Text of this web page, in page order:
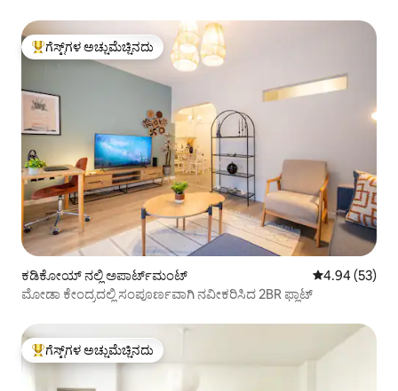
ಗೆಸ್ಟ್‌ಗಳಿಗೆ ಅತಿ ಹೆಚ್ಚು ಅಚ್ಚುಮೆಚ್ಚಿನದು
ಗೆಸ್ಟ್‌ಗಳ ಅಚ್ಚುಮೆಚ್ಚಿನದು
ಕಡಿಕೋಯ್ ನಲ್ಲಿ ಅಪಾರ್ಟ್‌ಮಂಟ್ 5 ರಲ್ಲಿ 4.94
4.94 (53)
ಮೋಡಾ ಕೇಂದ್ರದಲ್ಲಿ ಸಂಪೂರ್ಣವಾಗಿ ನವೀಕರಿಸಿದ 2BR ಫ್ಲಾಟ್
ಗೆಸ್ಟ್‌ಗಳಿಗೆ ಅತಿ ಹೆಚ್ಚು ಅಚ್ಚುಮೆಚ್ಚಿನದು
ಗೆಸ್ಟ್‌ಗಳ ಅಚ್ಚುಮೆಚ್ಚಿನದು